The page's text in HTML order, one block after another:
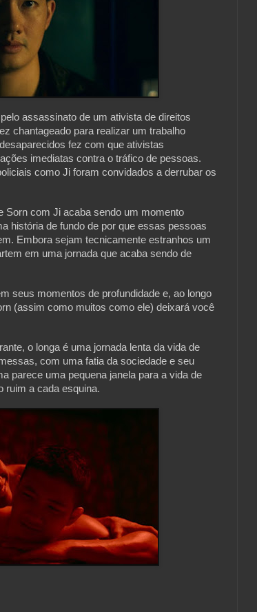
assassinato de um ativista de direitos
chantageado para realizar um trabalho
fez com que ativistas
imediatas contra o tráfico de pessoas.
como Ji foram convidados a derrubar os
Sorn com Ji acaba sendo um momento
história de fundo de por que essas pessoas
Embora sejam tecnicamente estranhos um
em uma jornada que acaba sendo de
seus momentos de profundidade e, ao longo
(assim como muitos como ele) deixará você
o longa é uma jornada lenta da vida de
com uma fatia da sociedade e seu
parece uma pequena janela para a vida de
ruim a cada esquina.